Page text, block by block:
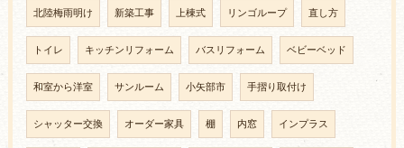
北陸梅雨明け 新築工事 上棟式 リンゴループ 直し方
トイレ キッチンリフォーム バスリフォーム ベビーベッド
和室から洋室 サンルーム 小矢部市 手摺り取付け
シャッター交換 オーダー家具 棚 内窓 インプラス